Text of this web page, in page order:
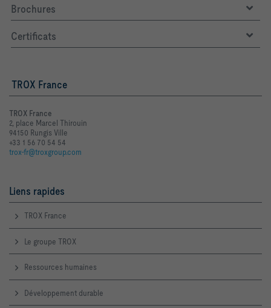
Brochures
Certificats
TROX France
TROX France
2, place Marcel Thirouin
94150 Rungis Ville
+33 1 56 70 54 54
trox-fr@troxgroup.com
Liens rapides
TROX France
Le groupe TROX
Ressources humaines
Développement durable